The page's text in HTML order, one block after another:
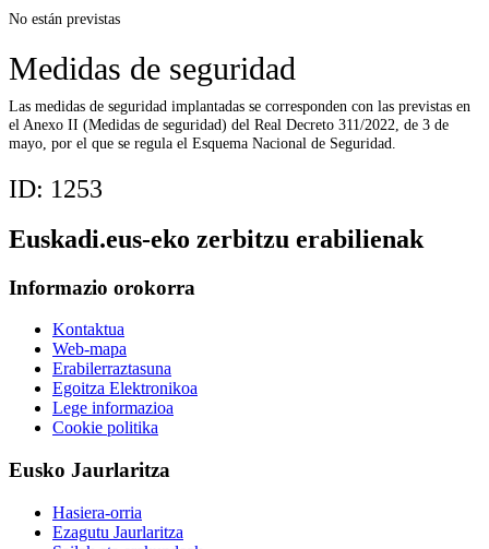
No están previstas
Medidas de seguridad
Las medidas de seguridad implantadas se corresponden con las previstas en
el Anexo II (Medidas de seguridad) del Real Decreto 311/2022, de 3 de
mayo, por el que se regula el Esquema Nacional de Seguridad.
ID: 1253
Euskadi.eus-eko zerbitzu erabilienak
Informazio orokorra
Kontaktua
Web-mapa
Erabilerraztasuna
Egoitza Elektronikoa
Lege informazioa
Cookie politika
Eusko Jaurlaritza
Hasiera-orria
Ezagutu Jaurlaritza